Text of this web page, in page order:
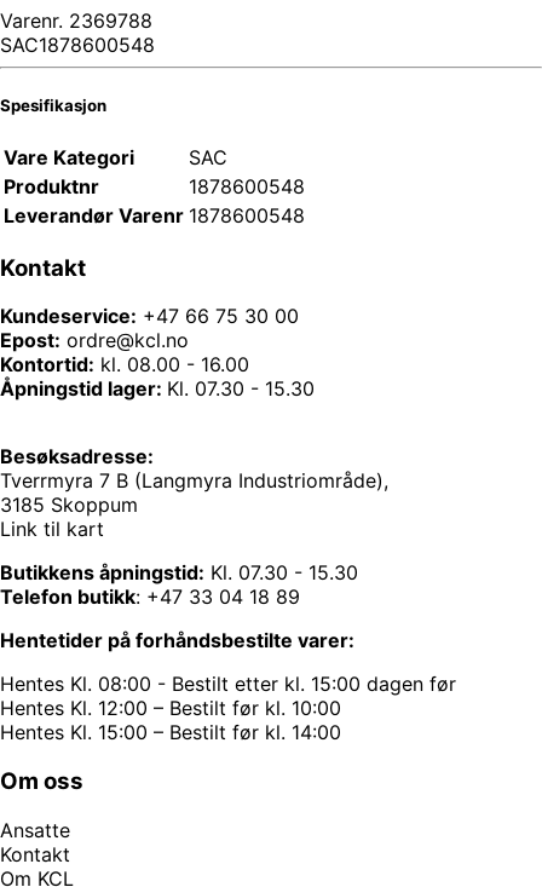
Varenr. 2369788
SAC1878600548
Spesifikasjon
Vare Kategori
SAC
Produktnr
1878600548
Leverandør Varenr 1878600548
Kontakt
Kundeservice: +47 66 75 30 00
Epost: ordre@kcl.no
Kontortid: kl. 08.00 - 16.00
Åpningstid lager: Kl. 07.30 - 15.30
Besøksadresse:
Tverrmyra 7 B (Langmyra Industriområde),
3185 Skoppum
Link til kart
Butikkens åpningstid: Kl. 07.30 - 15.30
Telefon butikk: +47 33 04 18 89
Hentetider på forhåndsbestilte varer:
Hentes Kl. 08:00 - Bestilt etter kl. 15:00 dagen før
Hentes Kl. 12:00 – Bestilt før kl. 10:00
Hentes Kl. 15:00 – Bestilt før kl. 14:00
Om oss
Ansatte
Kontakt
Om KCL